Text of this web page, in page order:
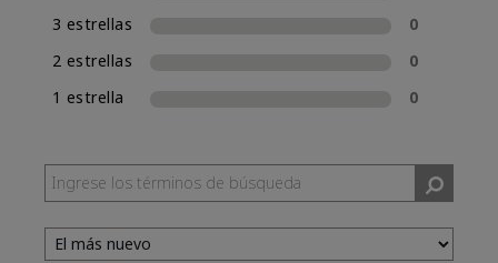
3 estrellas
0
2 estrellas
0
1 estrella
0